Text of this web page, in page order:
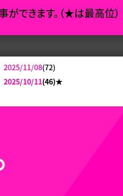
できます。 （★は最高位）
2025/11/08(72)
2025/10/11(46)★